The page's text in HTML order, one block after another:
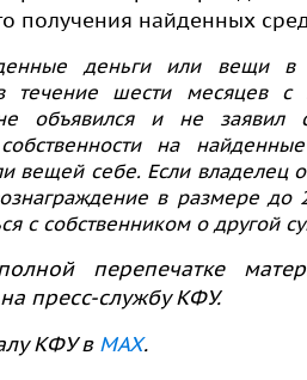
получения найденных
деньги или вещи в
течение шести месяцев с
объявился и не
на
вещей себе. Если владелец
в размере до
с собственником о другой
перепечатке
пресс-службу КФУ.
КФУ в MAX.